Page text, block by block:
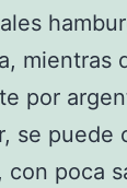
mientras
por
se puede
con poca